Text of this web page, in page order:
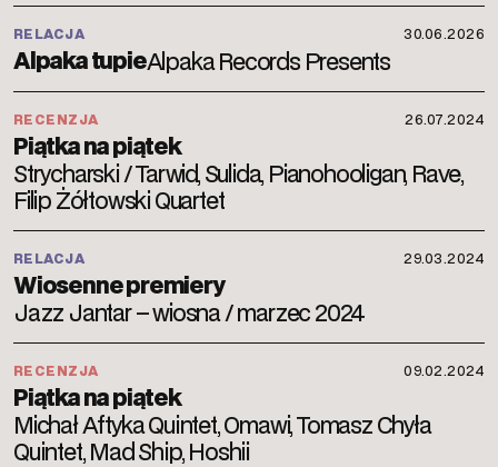
Alpaka tupieAlpaka Records Presents
RELACJA 30.06.2026
Piątka na piątek
Strycharski / Tarwid, Sulida, Pianohooligan, Rave,
Filip Żółtowski Quartet
RECENZJA 26.07.2024
Wiosenne premiery
Jazz Jantar – wiosna / marzec 2024
RELACJA 29.03.2024
Piątka na piątek
Michał Aftyka Quintet, Omawi, Tomasz Chyła
Quintet, Mad Ship, Hoshii
RECENZJA 09.02.2024